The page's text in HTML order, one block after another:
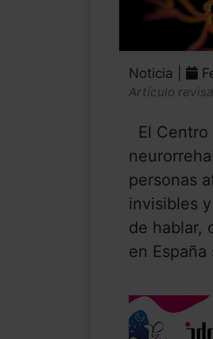
Noticia |
Artículo
El Centro
personas
invisibles
de hablar,
en